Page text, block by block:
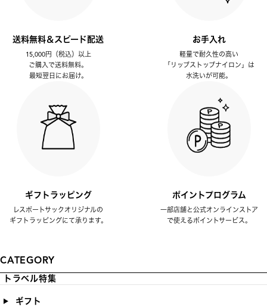
送料無料＆スピード配送
15,000円（税込）以上
ご購入で送料無料。
最短翌日にお届け。
お手入れ
軽量で耐久性の高い
「リップストップナイロン」は
水洗いが可能。
ギフトラッピング
レスポートサックオリジナルの
ギフトラッピングにて承ります。
ポイントプログラム
一部店舗と公式オンラインストア
で使えるポイントサービス。
CATEGORY
トラベル特集
ギフト